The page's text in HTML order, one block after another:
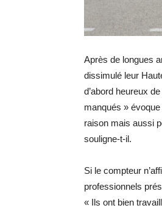
Après de longues
dissimulé leur
d’abord heureux
manqués »
raison mais aussi
souligne-t-il.
Si le compteur
professionnels
« Ils ont bien